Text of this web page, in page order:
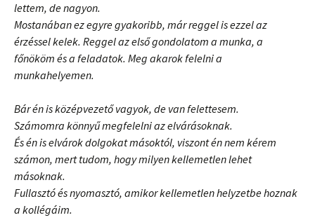
lettem, de nagyon.
Mostanában ez egyre gyakoribb, már reggel is ezzel az
érzéssel kelek. Reggel az első gondolatom a munka, a
főnököm és a feladatok. Meg akarok felelni a
munkahelyemen.
Bár én is középvezető vagyok, de van felettesem.
Számomra könnyű megfelelni az elvárásoknak.
És én is elvárok dolgokat másoktól, viszont én nem kérem
számon, mert tudom, hogy milyen kellemetlen lehet
másoknak.
Fullasztó és nyomasztó, amikor kellemetlen helyzetbe hoznak
a kollégáim.